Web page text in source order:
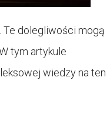
Te dolegliwości mogą
tym artykule
wiedzy na ten